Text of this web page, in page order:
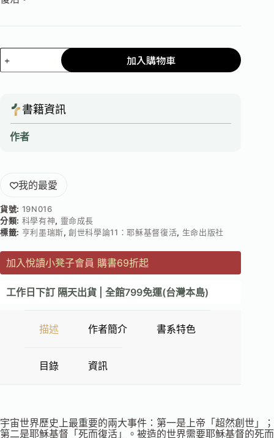
加入購物車
書籍資訊
作者
我的最愛
貨號: 19N016
分類: 科學有神, 靈命成長
標籤: 亨利墨瑞斯,創世科學論11：耶穌基督復活, 生命出版社
加入悅讀小凳子會員 購書69折起
工作日下訂 隔天出貨 | 全館799免運(台灣本島)
描述 作者簡介 書系特色
目錄 資訊
宇宙世界歷史上最重要的兩大事件：第一是上帝「超然創世」；
第二是耶穌基督「死而復活」。被造的世界需要耶穌基督的死而